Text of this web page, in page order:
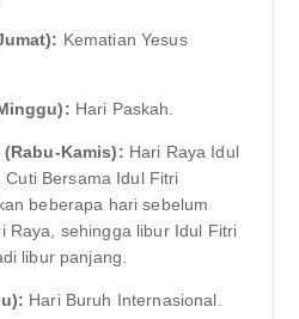
Kematian Yesus
Hari Paskah.
(Rabu-Kamis): Hari Raya Idul
Cuti Bersama Idul Fitri
beberapa hari sebelum
Raya, sehingga libur Idul Fitri
libur panjang.
Hari Buruh Internasional.